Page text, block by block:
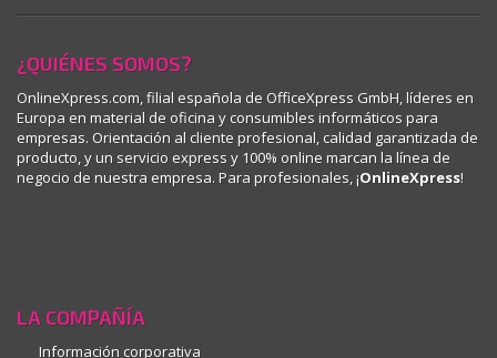
¿QUIÉNES SOMOS?
OnlineXpress.com, filial española de OfficeXpress GmbH, líderes en
Europa en material de oficina y consumibles informáticos para
empresas. Orientación al cliente profesional, calidad garantizada de
producto, y un servicio express y 100% online marcan la línea de
negocio de nuestra empresa. Para profesionales, ¡OnlineXpress!
LA COMPAÑÍA
Información corporativa